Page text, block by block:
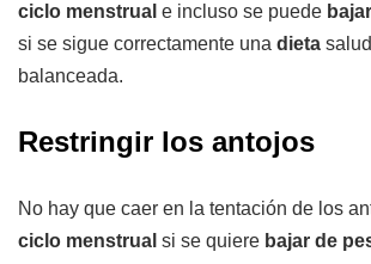
ciclo menstrual e incluso se puede
si se sigue correctamente una dieta
balanceada.
Restringir los antojos
No hay que caer en la tentación de los
ciclo menstrual si se quiere bajar de